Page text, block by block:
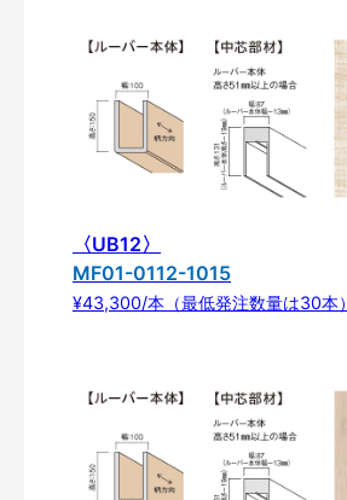
〈UB12〉
MF01-0112-1015
¥43,300/本（最低発注数量は30本）